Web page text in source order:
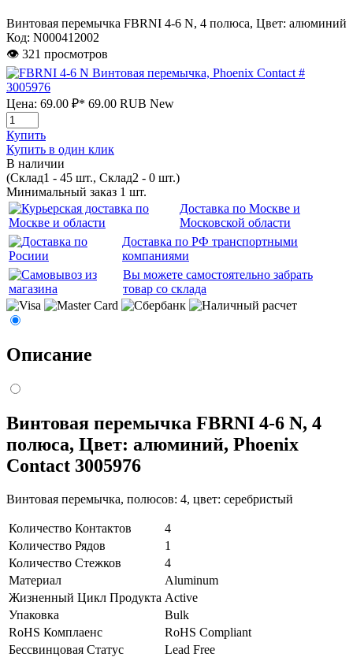
Винтовая перемычка FBRNI 4-6 N, 4 полюса, Цвет: алюминий
Код: N000412002
👁 321 просмотров
Цена: 69.00 ₽* 69.00 RUB New
Купить
Купить в один клик
В наличии
(Склад1 - 45 шт., Склад2 - 0 шт.)
Минимальный заказ 1 шт.
Доставка по Москве и
Московской области
Доставка по РФ транспортными
компаниями
Вы можете самостоятельно забрать
товар со склада
Описание
Винтовая перемычка FBRNI 4-6 N, 4
полюса, Цвет: алюминий, Phoenix
Contact 3005976
Винтовая перемычка, полюсов: 4, цвет: cеребристый
Количество Контактов
4
Количество Рядов
1
Количество Стежков
4
Материал
Aluminum
Жизненный Цикл Продукта Active
Упаковка
Bulk
RoHS Комплаенс
RoHS Compliant
Бессвинцовая Статус
Lead Free